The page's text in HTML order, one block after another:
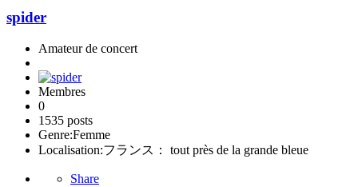
spider
Amateur de concert
Membres
0
1535 posts
Genre:Femme
Localisation:フランス： tout près de la grande bleue
Share